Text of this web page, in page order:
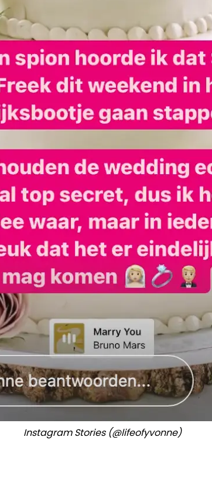
Instagram Stories (@lifeofyvonne)